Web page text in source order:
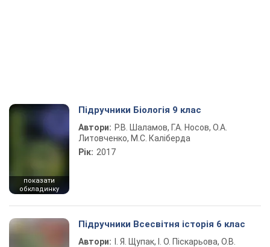
показати
обкладинку
Підручники Біологія 9 клас
Автори: Р.В. Шаламов, Г.А. Носов, О.А.
Литовченко, М.С. Каліберда
Рік: 2017
Підручники Всесвітня історія 6 клас
Автори:
І. Я. Щупак, І. О. Піскарьова, О.В.